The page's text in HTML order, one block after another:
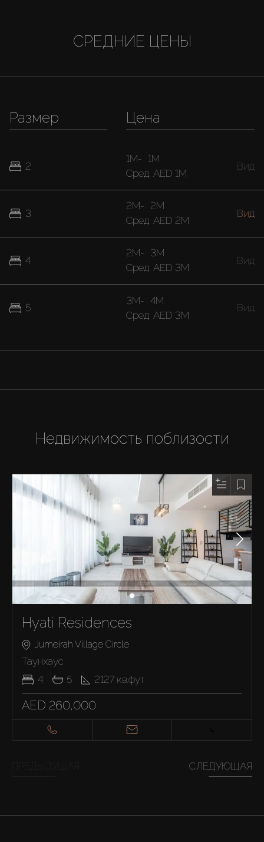
СРЕДНИЕ ЦЕНЫ
Размер
2
3
4
5
Цена
1M- 1M
Cред. AED 1M
Вид
2M- 2M
Cред. AED 2M
Вид
2M- 3M
Cред. AED 3M
Вид
3M- 4M
Cред. AED 3M
Вид
Недвижимость поблизости
Hyati Residences
Jumeirah Village Circle
Таунхаус
4
5 2127 кв.фут
AED 260,000
СЛЕДУЮЩАЯ